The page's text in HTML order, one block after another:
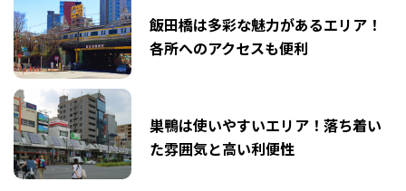
飯田橋は多彩な魅力があるエリア！
各所へのアクセスも便利
巣鴨は使いやすいエリア！落ち着い
た雰囲気と高い利便性